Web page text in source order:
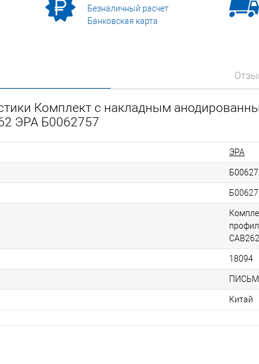
Безналичный расчет
Банковская карта
Комплект с накладным
ЭРА Б0062757
ЭРА
САВ262
18094
Китай